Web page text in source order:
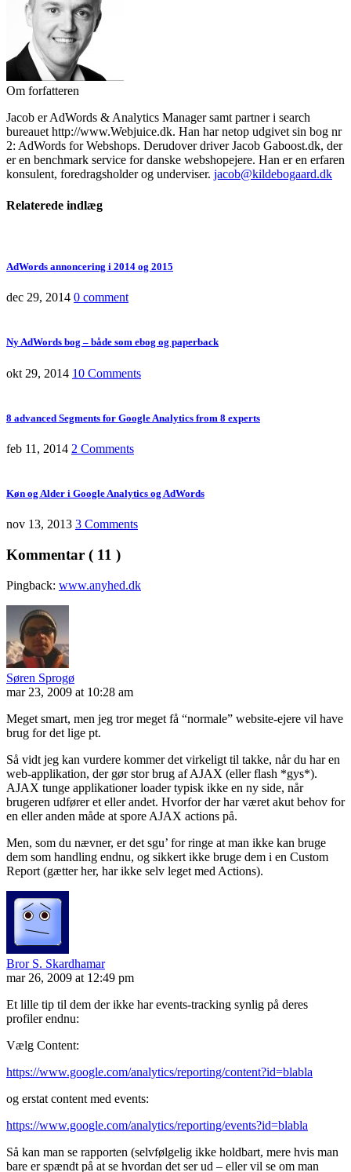
Om forfatteren
Jacob er AdWords & Analytics Manager samt partner i search
bureauet http://www.Webjuice.dk. Han har netop udgivet sin bog nr
2: AdWords for Webshops. Derudover driver Jacob Gaboost.dk, der
er en benchmark service for danske webshopejere. Han er en erfaren
konsulent, foredragsholder og underviser. jacob@kildebogaard.dk
Relaterede indlæg
AdWords annoncering i 2014 og 2015
dec 29, 2014 0 comment
Ny AdWords bog – både som ebog og paperback
okt 29, 2014 10 Comments
8 advanced Segments for Google Analytics from 8 experts
feb 11, 2014 2 Comments
Køn og Alder i Google Analytics og AdWords
nov 13, 2013 3 Comments
Kommentar ( 11 )
Pingback: www.anyhed.dk
Søren Sprogø
mar 23, 2009 at 10:28 am
Meget smart, men jeg tror meget få “normale” website-ejere vil have
brug for det lige pt.
Så vidt jeg kan vurdere kommer det virkeligt til takke, når du har en
web-applikation, der gør stor brug af AJAX (eller flash *gys*).
AJAX tunge applikationer loader typisk ikke en ny side, når
brugeren udfører et eller andet. Hvorfor der har været akut behov for
en eller anden måde at spore AJAX actions på.
Men, som du nævner, er det sgu’ for ringe at man ikke kan bruge
dem som handling endnu, og sikkert ikke bruge dem i en Custom
Report (gætter her, har ikke selv leget med Actions).
Bror S. Skardhamar
mar 26, 2009 at 12:49 pm
Et lille tip til dem der ikke har events-tracking synlig på deres
profiler endnu:
Vælg Content:
https://www.google.com/analytics/reporting/content?id=blabla
og erstat content med events:
https://www.google.com/analytics/reporting/events?id=blabla
Så kan man se rapporten (selvfølgelig ikke holdbart, mere hvis man
bare er spændt på at se hvordan det ser ud – eller vil se om man